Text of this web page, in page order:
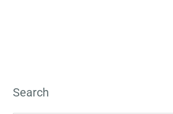
Search